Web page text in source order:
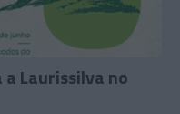
Laurissilva no